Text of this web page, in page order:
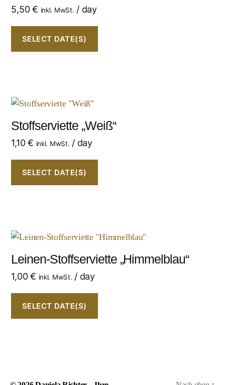
5,50€ inkl. MwSt. / day
SELECT DATE(S)
Stoffserviette „Weiß“
1,10€ inkl. MwSt. / day
SELECT DATE(S)
Leinen-Stoffserviette „Himmelblau“
1,00€ inkl. MwSt. / day
SELECT DATE(S)